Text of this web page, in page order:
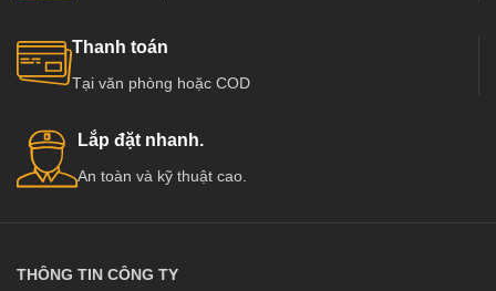
Thanh toán
Tại văn phòng hoặc COD
Lắp đặt nhanh.
An toàn và kỹ thuật cao.
THÔNG TIN CÔNG TY